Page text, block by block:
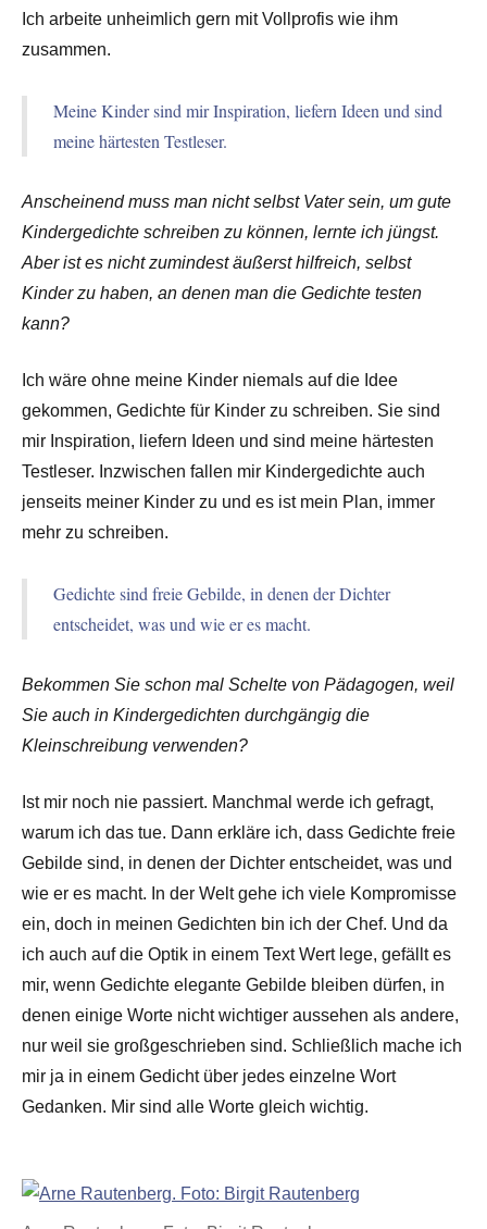
Ich arbeite unheimlich gern mit Vollprofis wie ihm
zusammen.
Meine Kinder sind mir Inspiration, liefern Ideen und sind
meine härtesten Testleser.
Anscheinend muss man nicht selbst Vater sein, um gute
Kindergedichte schreiben zu können, lernte ich jüngst.
Aber ist es nicht zumindest äußerst hilfreich, selbst
Kinder zu haben, an denen man die Gedichte testen
kann?
Ich wäre ohne meine Kinder niemals auf die Idee
gekommen, Gedichte für Kinder zu schreiben. Sie sind
mir Inspiration, liefern Ideen und sind meine härtesten
Testleser. Inzwischen fallen mir Kindergedichte auch
jenseits meiner Kinder zu und es ist mein Plan, immer
mehr zu schreiben.
Gedichte sind freie Gebilde, in denen der Dichter
entscheidet, was und wie er es macht.
Bekommen Sie schon mal Schelte von Pädagogen, weil
Sie auch in Kindergedichten durchgängig die
Kleinschreibung verwenden?
Ist mir noch nie passiert. Manchmal werde ich gefragt,
warum ich das tue. Dann erkläre ich, dass Gedichte freie
Gebilde sind, in denen der Dichter entscheidet, was und
wie er es macht. In der Welt gehe ich viele Kompromisse
ein, doch in meinen Gedichten bin ich der Chef. Und da
ich auch auf die Optik in einem Text Wert lege, gefällt es
mir, wenn Gedichte elegante Gebilde bleiben dürfen, in
denen einige Worte nicht wichtiger aussehen als andere,
nur weil sie großgeschrieben sind. Schließlich mache ich
mir ja in einem Gedicht über jedes einzelne Wort
Gedanken. Mir sind alle Worte gleich wichtig.